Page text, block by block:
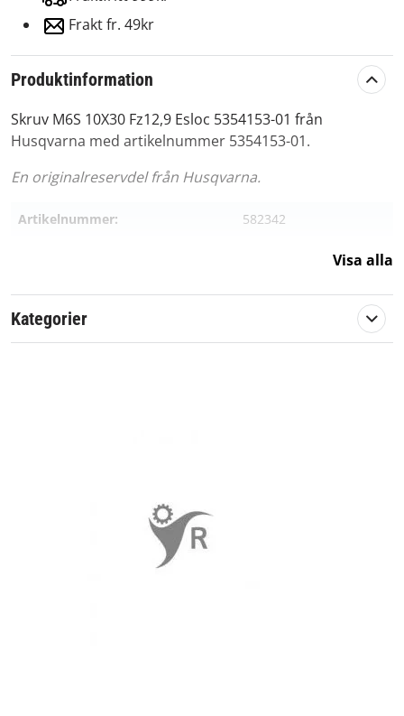
Frakt fr. 49kr
Produktinformation
Skruv M6S 10X30 Fz12,9 Esloc 5354153-01 från
Husqvarna med artikelnummer 5354153-01.
En originalreservdel från Husqvarna.
Artikelnummer:
582342
Visa alla
Kategorier